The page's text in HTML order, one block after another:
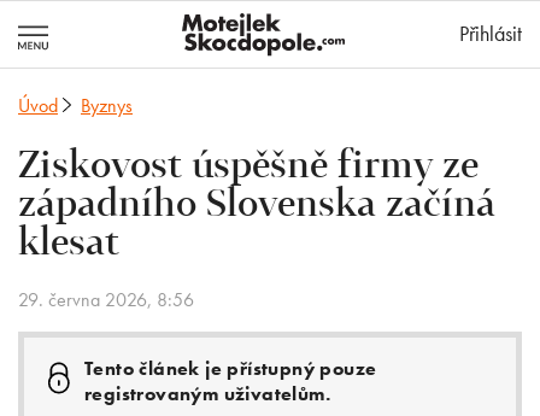
Přihlásit
Úvod Byznys
Ziskovost úspěšně firmy ze
západního Slovenska začíná
klesat
29. června 2026, 8:56
Tento článek je přístupný pouze
registrovaným uživatelům.